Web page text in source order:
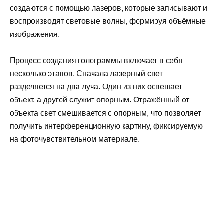
создаются с помощью лазеров, которые записывают и
воспроизводят световые волны, формируя объёмные
изображения.
Процесс создания голограммы включает в себя
несколько этапов. Сначала лазерный свет
разделяется на два луча. Один из них освещает
объект, а другой служит опорным. Отражённый от
объекта свет смешивается с опорным, что позволяет
получить интерференционную картину, фиксируемую
на фоточувствительном материале.